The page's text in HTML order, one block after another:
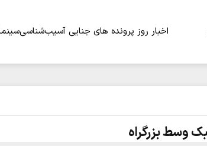
اخبار روز پرونده های جنایی آسیب‌شناسی
وسط بزرگراه